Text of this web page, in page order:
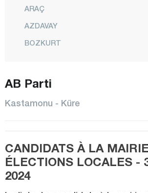
ARAÇ
AZDAVAY
BOZKURT
HANÖNÜ
İHSANGAZİ
İNEBOLU
AB Parti
Kastamonu - Küre
CANDIDATS À LA
ÉLECTIONS LOCALES -
2024